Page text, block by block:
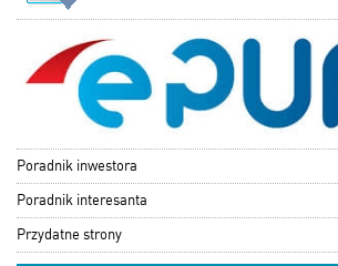
Poradnik inwestora
Poradnik interesanta
Przydatne strony